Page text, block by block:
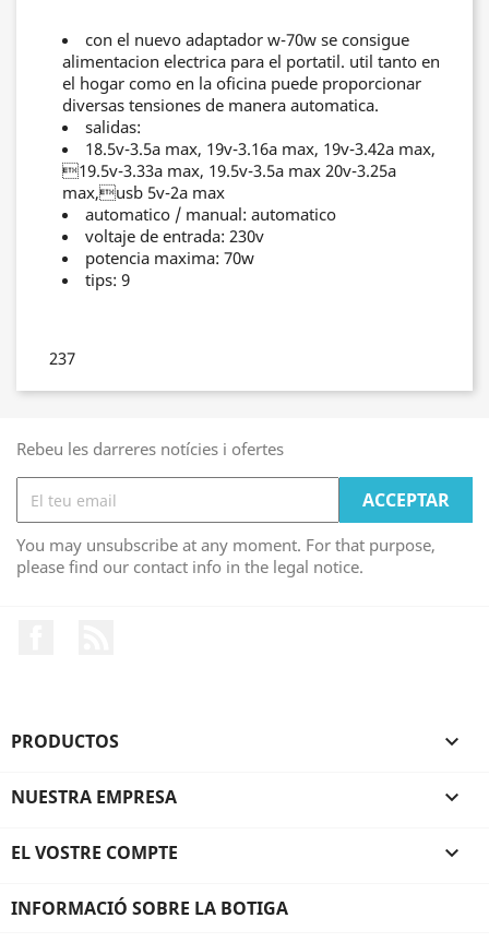
con el nuevo adaptador w-70w se consigue
alimentacion electrica para el portatil. util tanto en
el hogar como en la oficina puede proporcionar
diversas tensiones de manera automatica.
salidas:
18.5v-3.5a max, 19v-3.16a max, 19v-3.42a max,
19.5v-3.33a max, 19.5v-3.5a max 20v-3.25a
max,usb 5v-2a max
automatico / manual: automatico
voltaje de entrada: 230v
potencia maxima: 70w
tips: 9
237
Rebeu les darreres notícies i ofertes
You may unsubscribe at any moment. For that purpose,
please find our contact info in the legal notice.
PRODUCTOS 
NUESTRA EMPRESA 
EL VOSTRE COMPTE 
INFORMACIÓ SOBRE LA BOTIGA